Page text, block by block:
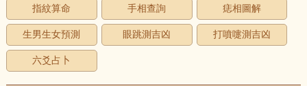
指紋算命
手相查詢 痣相圖解
生男生女預測 眼跳測吉凶 打噴嚏測吉凶
六爻占卜